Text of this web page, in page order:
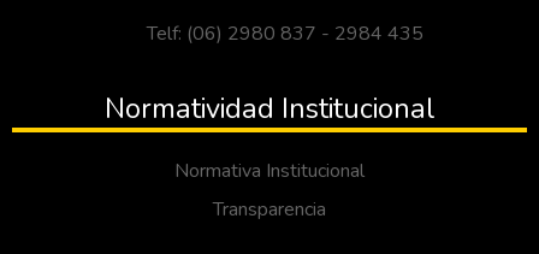
Telf: (06) 2980 837 - 2984 435
Normatividad Institucional
Normativa Institucional
Transparencia